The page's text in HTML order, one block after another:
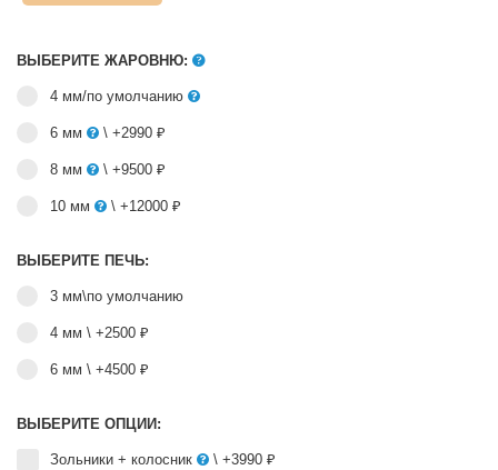
ВЫБЕРИТЕ ЖАРОВНЮ:
4 мм/по умолчанию
6 мм \ +2990 ₽
8 мм \ +9500 ₽
10 мм \ +12000 ₽
ВЫБЕРИТЕ ПЕЧЬ:
3 мм\по умолчанию
4 мм \ +2500 ₽
6 мм \ +4500 ₽
ВЫБЕРИТЕ ОПЦИИ:
Зольники + колосник \ +3990 ₽